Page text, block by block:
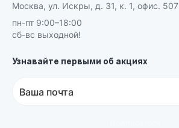
Москва, ул. Искры, д. 31, к. 1, офис. 507
пн-пт 9:00–18:00
сб-вс выходной!
Узнавайте первыми об акциях
Ваша почта